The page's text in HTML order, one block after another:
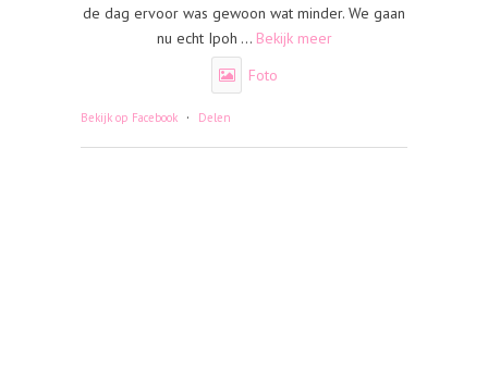
de dag ervoor was gewoon wat minder. We gaan
nu echt Ipoh ... Bekijk meer
Foto
Bekijk op Facebook · Delen